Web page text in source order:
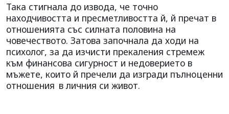
Така стигнала до извода, че точно
находчивостта и пресметливостта й, й пречат в
отношенията със силната половина на
човечеството. Затова започнала да ходи на
психолог, за да изчисти прекаления стремеж
към финансова сигурност и недоверието в
мъжете, които й пречели да изгради пълноценни
отношения в личния си живот.